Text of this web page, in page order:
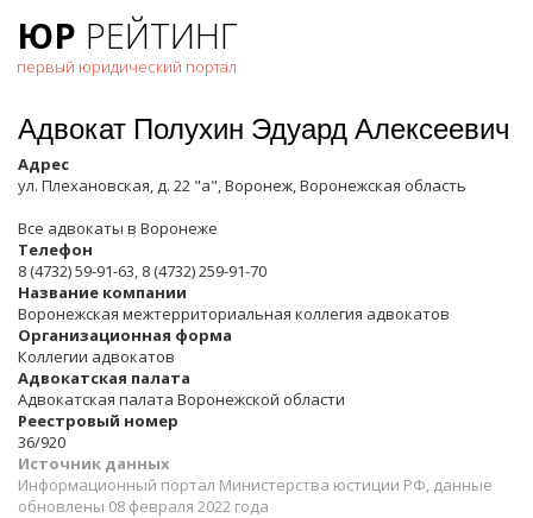
ЮР РЕЙТИНГ
первый юридический портал
Адвокат Полухин Эдуард Алексеевич
Адрес
ул. Плехановская, д. 22 "а", Воронеж, Воронежская область
Все адвокаты в Воронеже
Телефон
8 (4732) 59-91-63, 8 (4732) 259-91-70
Название компании
Воронежская межтерриториальная коллегия адвокатов
Организационная форма
Коллегии адвокатов
Адвокатская палата
Адвокатская палата Воронежской области
Реестровый номер
36/920
Источник данных
Информационный портал Министерства юстиции РФ, данные
обновлены 08 февраля 2022 года